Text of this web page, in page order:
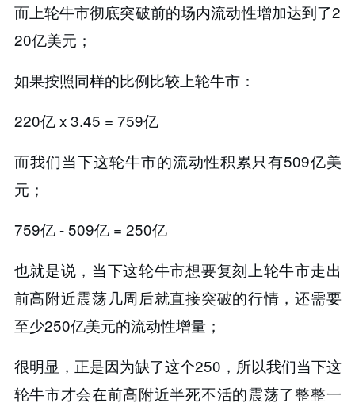
而上轮牛市彻底突破前的场内流动性增加达到了2
20亿美元；
如果按照同样的比例比较上轮牛市：
220亿 x 3.45 = 759亿
而我们当下这轮牛市的流动性积累只有509亿美
元；
759亿 - 509亿 = 250亿
也就是说，当下这轮牛市想要复刻上轮牛市走出
前高附近震荡几周后就直接突破的行情，还需要
至少250亿美元的流动性增量；
很明显，正是因为缺了这个250，所以我们当下这
轮牛市才会在前高附近半死不活的震荡了整整一